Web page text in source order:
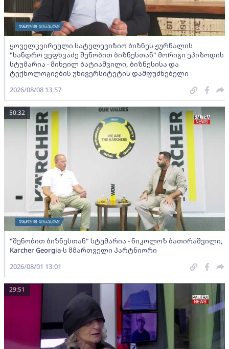
ყოველკვირეული სატელევიზიო ბიზნეს ჟურნალის
"სანდრო ვეფხვაძე შენობით ბიზნესთან" მორიგი ეპიზოდის
სტუმარია - მიხეილ ბატიაშვილი, ბიზნესისა და
ტექნოლოგიების უნივერსიტეტის დამფუძნებელი
2026/08/08 13:57
"შენობით ბიზნესთან" სტუმარია - ნიკოლოზ ბათირაშვილი,
Karcher Georgia-ს მმართველი პარტნიორი
50:32
2026/08/01 13:01
29:51